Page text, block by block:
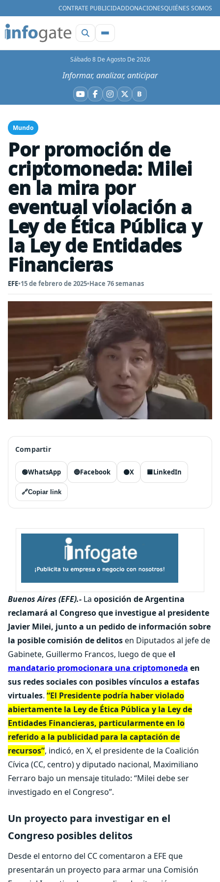
CONTRATE PUBLICIDADDONACIONESQUIÉNES SOMOS
Sábado 8 De Agosto De 2026
Informar, analizar, anticipar
YouTube
Facebook
Instagram
X BBluesky
Mundo
Por promoción de
criptomoneda: Milei
en la mira por
eventual violación a
Ley de Ética Pública y
la Ley de Entidades
Financieras
EFE•15 de febrero de 2025•Hace 76 semanas
Compartir
🟢WhatsApp 🔵Facebook ⚫X 🟦LinkedIn
🔗Copiar link
Buenos Aires (EFE).- La oposición de Argentina
reclamará al Congreso que investigue al presidente
Javier Milei, junto a un pedido de información sobre
la posible comisión de delitosen Diputados al jefe de
Gabinete, Guillermo Francos, luego de que el
mandatario promocionara una criptomoneda en
sus redes sociales con posibles vínculos a estafas
virtuales. “El Presidente podría haber violado
abiertamente la Ley de Ética Pública y la Ley de
Entidades Financieras, particularmente en lo
referido a la publicidad para la captación de
recursos”, indicó, en X, el presidente de la Coalición
Cívica (CC, centro) y diputado nacional, Maximiliano
Ferraro bajo un mensaje titulado: “Milei debe ser
investigado en el Congreso”.
Un proyecto para investigar en el
Congreso posibles delitos
Desde el entorno del CC comentaron a EFE que
presentarán un proyecto para armar una Comisión